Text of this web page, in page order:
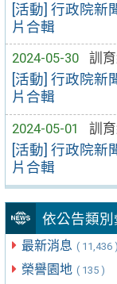
[活動] 行政院新
片合輯
2024-05-30
訓
[活動] 行政院新
片合輯
2024-05-01
訓
[活動] 行政院新
片合輯
依公告類別
最新消息 ( 11,436 )
榮譽園地 ( 135 )